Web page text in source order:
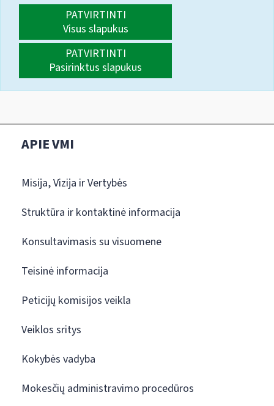
PATVIRTINTI
Visus slapukus
PATVIRTINTI
Pasirinktus slapukus
APIE VMI
Misija, Vizija ir Vertybės
Struktūra ir kontaktinė informacija
Konsultavimasis su visuomene
Teisinė informacija
Peticijų komisijos veikla
Veiklos sritys
Kokybės vadyba
Mokesčių administravimo procedūros